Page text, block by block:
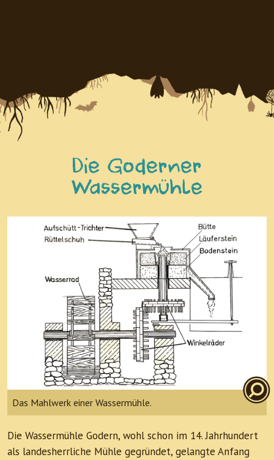
Die Goderner
Wassermühle
Das Mahlwerk einer Wassermühle.
Die Wassermühle Godern, wohl schon im 14. Jahrhundert
als landesherrliche Mühle gegründet, gelangte Anfang